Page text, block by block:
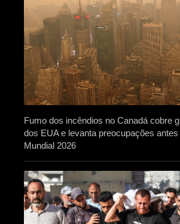
Fumo dos incêndios no Canadá cobre
dos EUA e levanta preocupações antes
Mundial 2026